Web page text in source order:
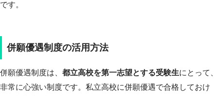
です。
併願優遇制度の活用方法
併願優遇制度は、 都立高校を第一志望とする受験生にとって、
非常に心強い制度です。私立高校に併願優遇で合格しておけ